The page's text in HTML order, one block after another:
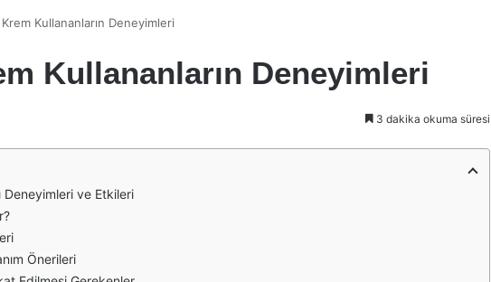
Kullananların Deneyimleri
Kullananların Deneyimleri
3 dakika okuma süresi
Deneyimleri ve Etkileri
Önerileri